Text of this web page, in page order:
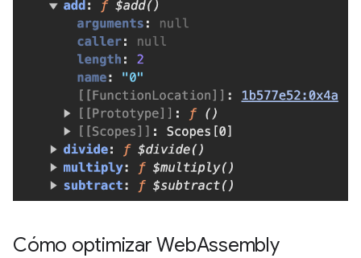
Cómo optimizar WebAssembly